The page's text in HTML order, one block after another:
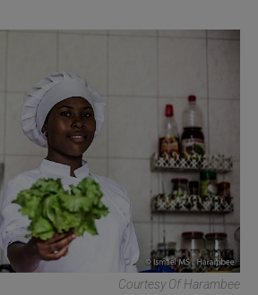
Courtesy Of Harambee